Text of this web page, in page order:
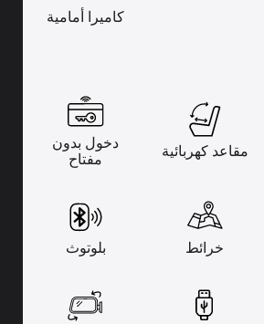
كاميرا أمامية
مقاعد كهربائية
دخول بدون
مفتاح
خرائط بلوتوث